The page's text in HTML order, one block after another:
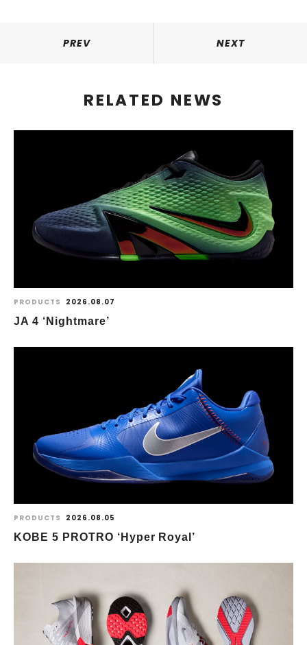
PREV NEXT
RELATED NEWS
PRODUCTS 2026.08.07
JA 4 ‘Nightmare’
PRODUCTS 2026.08.05
KOBE 5 PROTRO ‘Hyper Royal’